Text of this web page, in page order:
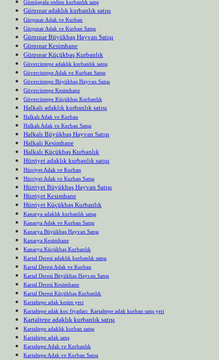
Gümüşpala online kurbanlık satış
Gürpınar adaklık kurbanlık satışı
Gürpınar Adak ve Kurban
Gürpınar Adak ve Kurban Satışı
Gürpınar Büyükbaş Hayvan Satışı
Gürpınar Kesimhane
Gürpınar Küçükbaş Kurbanlık
Güvercintepe adaklık kurbanlık satışı
Güvercintepe Adak ve Kurban Satışı
Güvercintepe Büyükbaş Hayvan Satışı
Güvercintepe Kesimhane
Güvercintepe Küçükbaş Kurbanlık
Halkalı adaklık kurbanlık satışı
Halkalı Adak ve Kurban
Halkalı Adak ve Kurban Satışı
Halkalı Büyükbaş Hayvan Satışı
Halkalı Kesimhane
Halkalı Küçükbaş Kurbanlık
Hürriyet adaklık kurbanlık satışı
Hürriyet Adak ve Kurban
Hürriyet Adak ve Kurban Satışı
Hürriyet Büyükbaş Hayvan Satışı
Hürriyet Kesimhane
Hürriyet Küçükbaş Kurbanlık
Kanarya adaklık kurbanlık satışı
Kanarya Adak ve Kurban Satışı
Kanarya Büyükbaş Hayvan Satışı
Kanarya Kesimhane
Kanarya Küçükbaş Kurbanlık
Kartal Deresi adaklık kurbanlık satışı
Kartal Deresi Adak ve Kurban
Kartal Deresi Büyükbaş Hayvan Satışı
Kartal Deresi Kesimhane
Kartal Deresi Küçükbaş Kurbanlık
Kartaltepe adak kesim yeri
Kartaltepe adak koç fiyatları Kartaltepe adak kurban satış yeri
Kartaltepe adaklık kurbanlık satışı
Kartaltepe adaklık kurban satışı
Kartaltepe adak satış
Kartaltepe Adak ve Kurbanlık
Kartaltepe Adak ve Kurban Satışı